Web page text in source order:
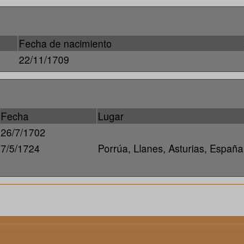
Fecha de nacimiento
22/11/1709
Fecha Lugar
26/7/1702
7/5/1724
Porrúa, Llanes, Asturias, España